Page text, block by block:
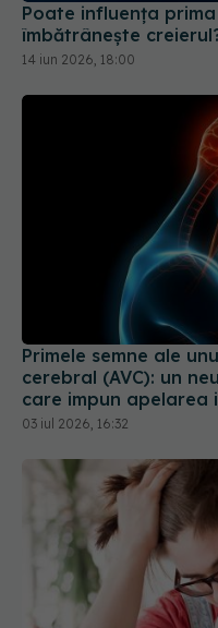
Poate influența
îmbătrânește
14 iun 2026, 18:00
Primele semne ale
cerebral (AVC): un
care impun apelarea
03 iul 2026, 16:32